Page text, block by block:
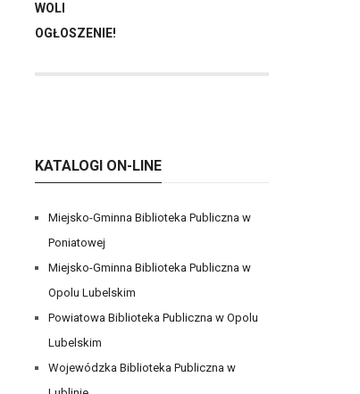
WOLI
OGŁOSZENIE!
KATALOGI ON-LINE
Miejsko-Gminna Biblioteka Publiczna w
Poniatowej
Miejsko-Gminna Biblioteka Publiczna w
Opolu Lubelskim
Powiatowa Biblioteka Publiczna w Opolu
Lubelskim
Wojewódzka Biblioteka Publiczna w